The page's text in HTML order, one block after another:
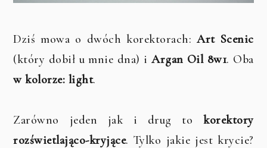
Dziś mowa o dwóch korektorach:Art Scenic
(który dobił u mnie dna) iArgan Oil 8w1. Oba
w kolorze: light.
Zarówno jeden jak i drug tokorektory
rozświetlająco-kryjące. Tylko jakie jest krycie?